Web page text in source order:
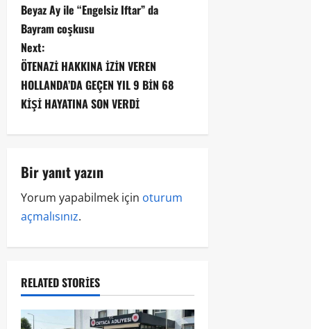
Beyaz Ay ile “Engelsiz Iftar” da
Bayram coşkusu
Next:
ÖTENAZİ HAKKINA İZİN VEREN
HOLLANDA’DA GEÇEN YIL 9 BİN 68
KİŞİ HAYATINA SON VERDİ
Bir yanıt yazın
Yorum yapabilmek için oturum
açmalısınız.
RELATED STORIES